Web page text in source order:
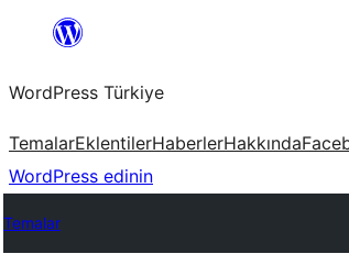
İçeriğe
WordPress Türkiye
TemalarEklentilerHaberlerHakkında
WordPress edinin
Temalar